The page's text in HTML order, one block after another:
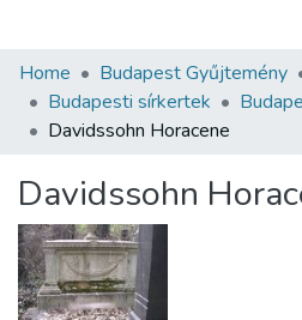
Communities & Collections
All of DSpace
About us
Home Budapest Gyűjtemény
Budapesti sírkertek
Davidssohn Horacene
Davidssohn